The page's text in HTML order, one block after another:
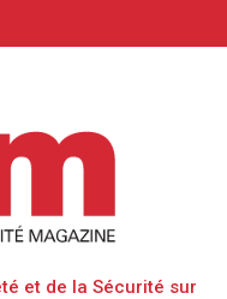
et de la Sécurité sur